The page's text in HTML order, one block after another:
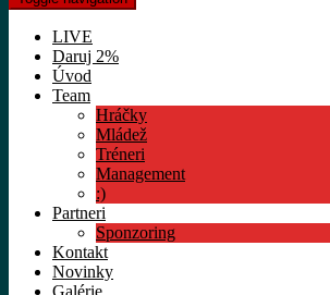
LIVE
Daruj 2%
Úvod
Team
Hráčky
Mládež
Tréneri
Management
:)
Partneri
Sponzoring
Kontakt
Novinky
Galérie